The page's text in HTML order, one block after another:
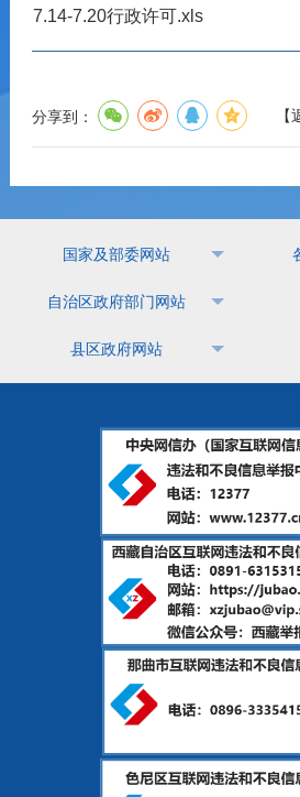
7.14-7.20行政许可.xls
分享到： 【
国家及部委网站
自治区政府部门网站
县区政府网站